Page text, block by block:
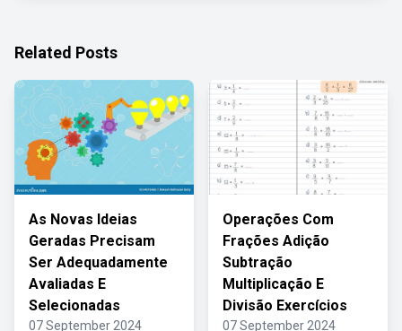
Related Posts
As Novas Ideias
Geradas Precisam
Ser Adequadamente
Avaliadas E
Selecionadas
07 September 2024
Operações Com
Frações Adição
Subtração
Multiplicação E
Divisão Exercícios
07 September 2024